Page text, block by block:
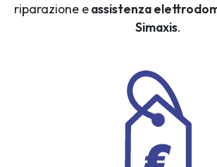
riparazione eassistenza
Simaxis.